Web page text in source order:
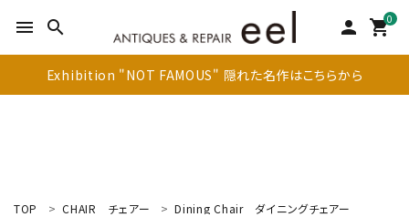
menu search person 0
shopping_cart
Exhibition "NOT FAMOUS" 隠れた名作はこちらから
TOP CHAIR チェアー Dining Chairダイニングチェアー